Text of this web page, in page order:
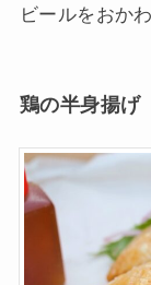
ビールをおか
鶏の半身揚げ